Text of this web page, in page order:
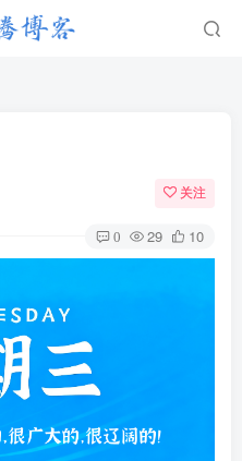
关注
0 29 10